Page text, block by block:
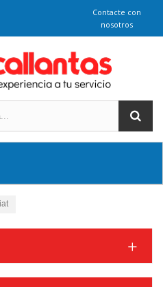
Contacte con
nosotros